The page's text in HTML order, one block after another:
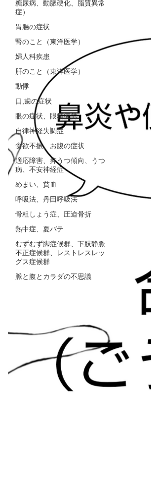
糖尿病、動脈硬化、脂質異常
症）
胃腸の症状
腎のこと（東洋医学）
婦人科疾患
肝のこと（東洋医学）
動悸
口,歯の症状
眼の症状、眼精疲労
自律神経失調症
食欲不振、お腹の症状
適応障害、抑うつ傾向、うつ
病、不安神経症
めまい、貧血
呼吸法、丹田呼吸法
骨粗しょう症、圧迫骨折
熱中症、夏バテ
むずむず脚症候群、下肢静脈
不正症候群、レストレスレッ
グス症候群
脈と腹とカラダの不思議